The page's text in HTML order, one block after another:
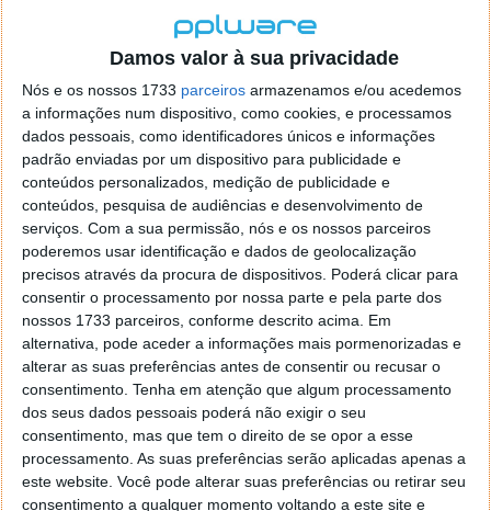
Damos valor à sua privacidade
Nós e os nossos 1733 parceiros armazenamos e/ou acedemos
a informações num dispositivo, como cookies, e processamos
dados pessoais, como identificadores únicos e informações
padrão enviadas por um dispositivo para publicidade e
conteúdos personalizados, medição de publicidade e
conteúdos, pesquisa de audiências e desenvolvimento de
serviços. Com a sua permissão, nós e os nossos parceiros
poderemos usar identificação e dados de geolocalização
precisos através da procura de dispositivos. Poderá clicar para
consentir o processamento por nossa parte e pela parte dos
nossos 1733 parceiros, conforme descrito acima. Em
alternativa, pode aceder a informações mais pormenorizadas e
alterar as suas preferências antes de consentir ou recusar o
consentimento. Tenha em atenção que algum processamento
dos seus dados pessoais poderá não exigir o seu
consentimento, mas que tem o direito de se opor a esse
processamento. As suas preferências serão aplicadas apenas a
este website. Você pode alterar suas preferências ou retirar seu
consentimento a qualquer momento voltando a este site e
localizaçao referida n se encontra la nada k me permita por
o firefox como browser predefenido
Ja percorri o painel
tentei apagar o explorer na tentativa de forçar o uso do
firefox mas em vao. Kaso te lembres de outra dica fico
agradecido, caso contrario obrigado a mesma
Responder
Vítor M.
7 de Novembro de 2005 às 01:39
@Reporter
Desculpa mas o link funciona. Seja como for segue por mail
o MSn Messenger 8.
Responder
Vítor M.
@Rui
Tens de encontrar o que te falei. Faz da seguinte maneira,
janela iniciar e no topo dessa janela com o botão direito do
rato faz propriedades. Depois no separador Menu ‘Iniciar’
clica no botão ‘Personalizar’ aí encontrarás no separador